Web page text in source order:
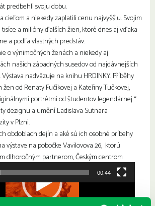
predbehli svoju dobu.
cieľom a niekedy zaplatili cenu najvyššiu. Svojim
a milióny ďalších žien, ktoré dnes aj vďaka
a podľa vlastných predstáv.
o výnimočných ženách a niekedy aj
našich západných susedov od najdávnejších
nadväzuje na knihu HRDINKY. Příběhy
od Renaty Fučíkovej a Kateřiny Tučkovej,
portrétmi od študentov legendárnej “
dezignu a umění Ladislava Sutnara
v Plzni.
obdobiach dejín a aké sú ich osobné príbehy
výstave na pobočke Vavilovova 26, ktorú
dlhoročným partnerom, Českým centrom
00:44